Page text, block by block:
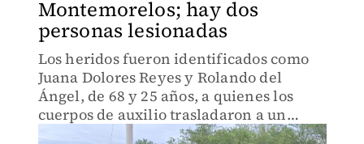
Montemorelos; hay dos
personas lesionadas
Los heridos fueron identificados como
Juana Dolores Reyes y Rolando del
Ángel, de 68 y 25 años, a quienes los
cuerpos de auxilio trasladaron a un
hospital para su atención médica.